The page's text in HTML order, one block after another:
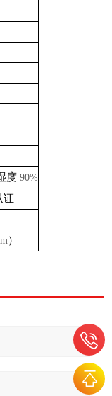
度 90%
证
）